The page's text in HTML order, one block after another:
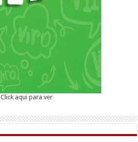
Click aqui para ver